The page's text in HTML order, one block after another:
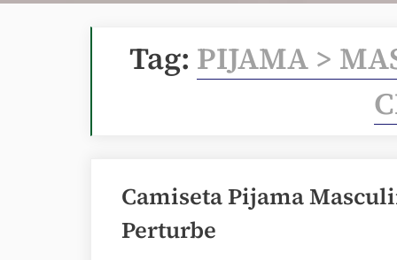
Tag: PIJAMA >
Camiseta Pijama
Perturbe